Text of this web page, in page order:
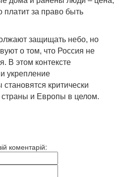
платит за право быть
защищать небо, но
о том, что Россия не
В этом контексте
укрепление
критически
и Европы в целом.
коментарій: